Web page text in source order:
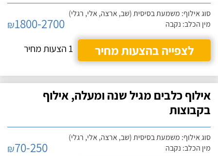
סוג אילוף: משמעת בסיסית (שב, ארצה, אלי, רגלי)
מין הכלב: נקבה
₪1800-2700
לצפייה בהצעות מחיר
1 הצעות מחיר
אילוף כלבים מגיל שנה ומעלה, אילוף
בקבוצות
סוג אילוף: משמעת בסיסית (שב, ארצה, אלי, רגלי)
מין הכלב: נקבה
₪70-250